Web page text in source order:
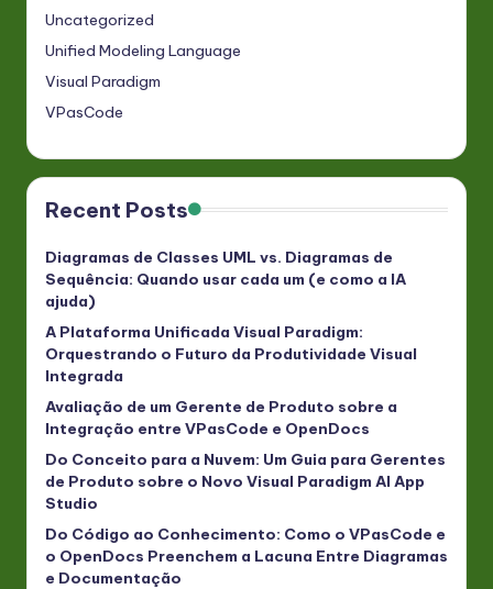
Uncategorized
Unified Modeling Language
Visual Paradigm
VPasCode
Recent Posts
Diagramas de Classes UML vs. Diagramas de
Sequência: Quando usar cada um (e como a IA
ajuda)
A Plataforma Unificada Visual Paradigm:
Orquestrando o Futuro da Produtividade Visual
Integrada
Avaliação de um Gerente de Produto sobre a
Integração entre VPasCode e OpenDocs
Do Conceito para a Nuvem: Um Guia para Gerentes
de Produto sobre o Novo Visual Paradigm AI App
Studio
Do Código ao Conhecimento: Como o VPasCode e
o OpenDocs Preenchem a Lacuna Entre Diagramas
e Documentação